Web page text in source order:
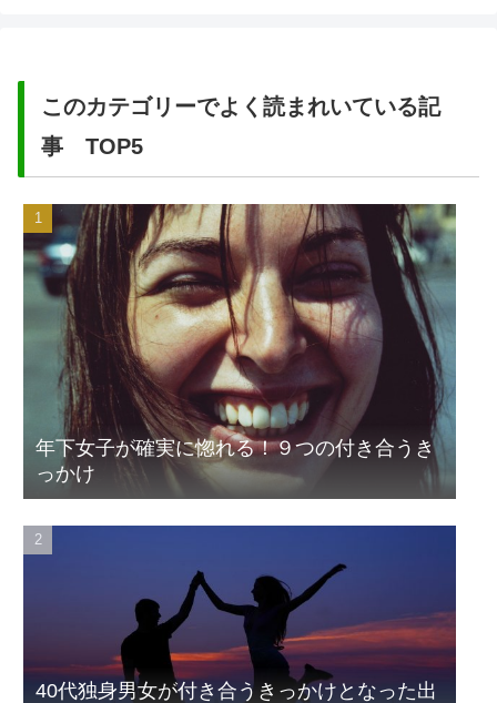
このカテゴリーでよく読まれいている記
事 TOP5
年下女子が確実に惚れる！９つの付き合うき
っかけ
40代独身男女が付き合うきっかけとなった出